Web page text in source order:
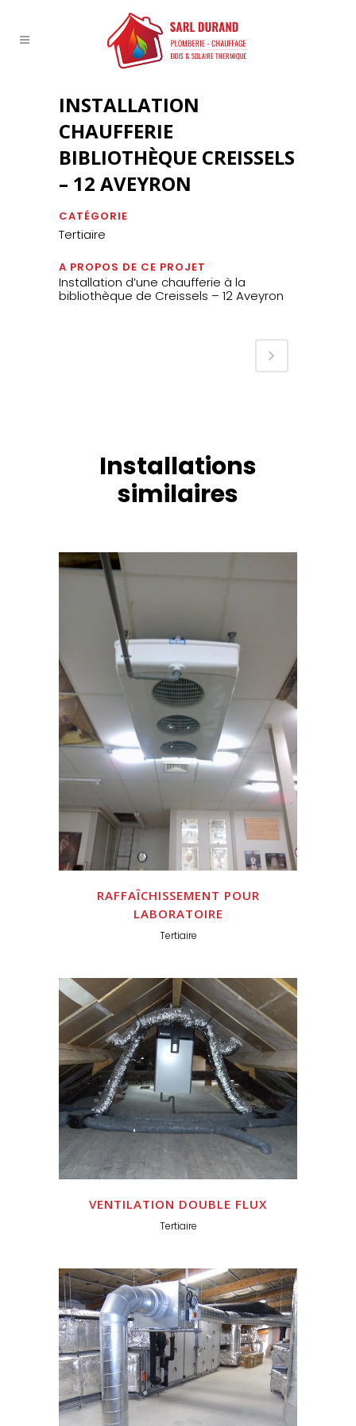
INSTALLATION
CHAUFFERIE
BIBLIOTHÈQUE CREISSELS
– 12 AVEYRON
CATÉGORIE
Tertiaire
A PROPOS DE CE PROJET
Installation d’une chaufferie à la
bibliothèque de Creissels – 12 Aveyron
Installations
similaires
RAFFAÎCHISSEMENT POUR
LABORATOIRE
Tertiaire
VENTILATION DOUBLE FLUX
Tertiaire